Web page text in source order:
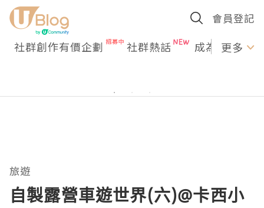
會員登記
社群創作有價企劃 社群熱話 成為U更多
旅遊
自製露營車遊世界(六)@卡西小